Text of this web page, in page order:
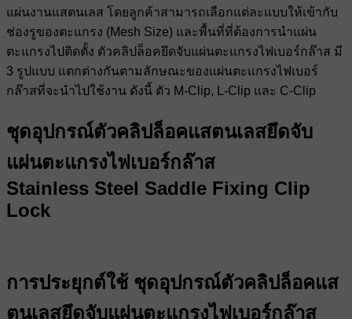
แผ่นงานแสตนเลส โดยลูกค้าสามารถเลือกแต่ละแบบให้เข้ากับ
ช่องรูของตะแกรง (Mesh Size) และพื้นที่ที่ต้องการนำแผ่น
ตะแกรงไปติดตั้ง ตัวคลิปล็อคยึดจับแผ่นตะแกรงไฟเบอร์กล๊าส มี
3 รูปแบบ แตกต่างกันตามลักษณะของแผ่นตะแกรงไฟเบอร์
กล๊าสที่จะนำไปใช้งาน ดังนี้ ตัว M-Clip, L-Clip และ C-Clip
ชุดอุปกรณ์ตัวคลิปล็อคแสตนเลสยึดจับ
แผ่นตะแกรงไฟเบอร์กล๊าส
Stainless Steel Saddle Fixing Clip
Lock
การประยุกต์ใช้ ชุดอุปกรณ์ตัวคลิปล็อคแส
ตนเลสยึดจับแผ่นตะแกรงไฟเบอร์กล๊าส